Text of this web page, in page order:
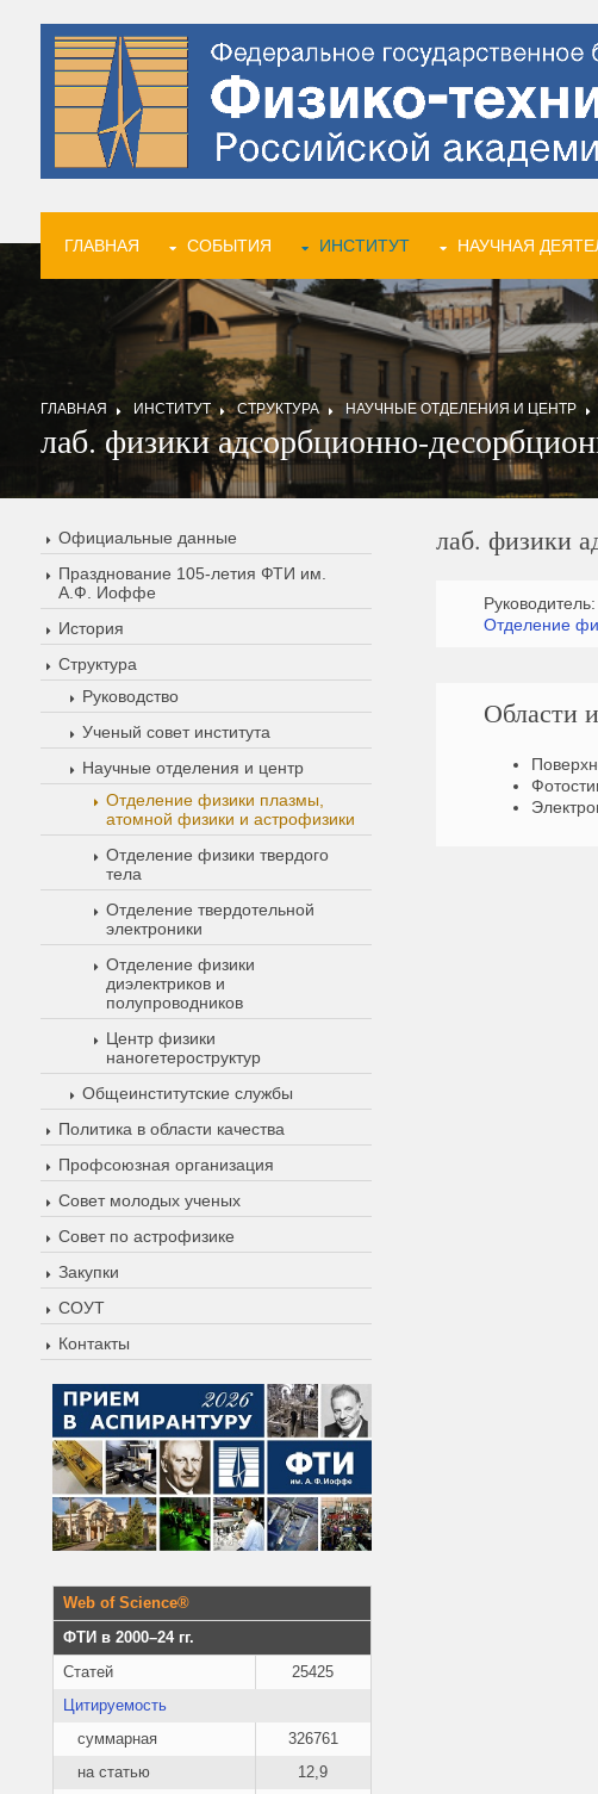
ГЛАВНАЯ СОБЫТИЯ ИНСТИТУТ НАУЧНАЯ
ГЛАВНАЯ ИНСТИТУТ СТРУКТУРА НАУЧНЫЕ ОТДЕЛЕНИЯ И ЦЕНТР
лаб. физики адсорбционно-
Официальные данные
Празднование 105-летия ФТИ им.
А.Ф. Иоффе
История
Структура
Руководство
Ученый совет института
Научные отделения и центр
Отделение физики плазмы,
атомной физики и астрофизики
Отделение физики твердого
тела
Отделение твердотельной
электроники
Отделение физики
диэлектриков и
полупроводников
Центр физики
наногетероструктур
Общеинститутские службы
Политика в области качества
Профсоюзная организация
Совет молодых ученых
Совет по астрофизике
Закупки
СОУТ
Контакты
Web of Science®
ФТИ в 2000–24 гг.
Статей
25425
Цитируемость
суммарная
326761
на статью
12,9
лаб. физики
Руководитель:
Отделение
Области